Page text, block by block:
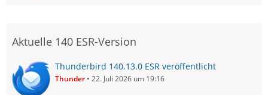
Aktuelle 140 ESR-Version
Thunderbird 140.13.0 ESR veröffentlicht
Thunder 22. Juli 2026 um 19:16